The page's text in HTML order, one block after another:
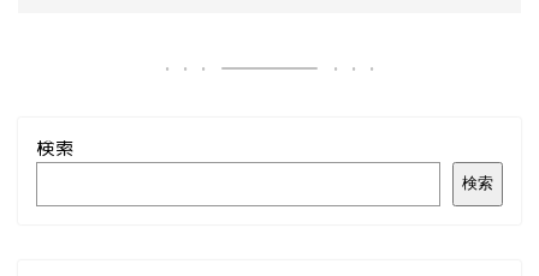
検索
検索